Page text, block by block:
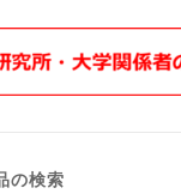
の検索